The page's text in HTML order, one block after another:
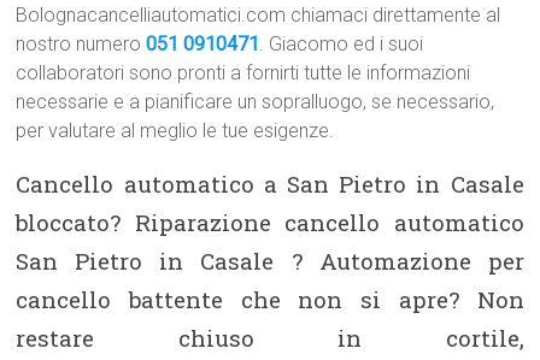
Bolognacancelliautomatici.com chiamaci direttamente al
nostro numero051 0910471 . Giacomo ed i suoi
collaboratori sono pronti a fornirti tutte le informazioni
necessarie e a pianificare un sopralluogo, se necessario,
per valutare al meglio le tue esigenze.
Cancello automatico a San Pietro in Casale
bloccato? Riparazione cancello automatico
San Pietro in Casale ? Automazione per
cancello battente che non si apre? Non
restare chiuso in cortile,